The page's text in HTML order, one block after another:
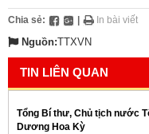
Chia sẻ: In bài viết
Nguồn:TTXVN
TIN LIÊN QUAN
Tổng Bí thư, Chủ tịch nước
Dương Hoa Kỳ